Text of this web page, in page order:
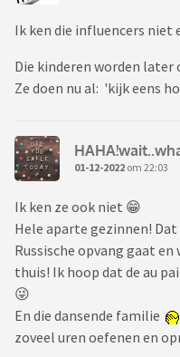
Ik ken die influencers niet
Die kinderen worden later
Ze doen nu al: 'kijk eens
01-12-2022 om 22:03
Ik ken ze ook niet 😁
Hele aparte gezinnen!
Russische opvang gaat en
thuis! Ik hoop dat de au
😜
En die dansende familie
zoveel uren oefenen en